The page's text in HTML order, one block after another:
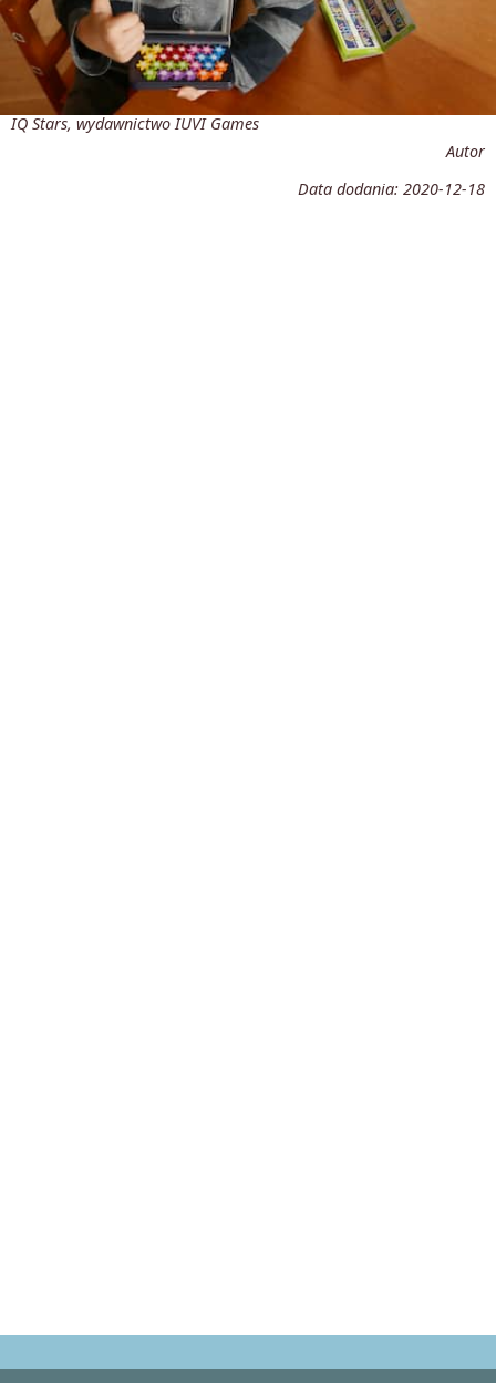
IQ Stars, wydawnictwo IUVI Games
Autor
Data dodania: 2020-12-18